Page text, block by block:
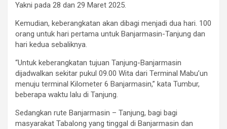
Yakni pada 28 dan 29 Maret 2025.
Kemudian, keberangkatan akan dibagi menjadi dua hari. 100
orang untuk hari pertama untuk Banjarmasin-Tanjung dan
hari kedua sebaliknya.
“Untuk keberangkatan tujuan Tanjung-Banjarmasin
dijadwalkan sekitar pukul 09.00 Wita dari Terminal Mabu’un
menuju terminal Kilometer 6 Banjarmasin,” kata Tumbur,
beberapa waktu lalu di Tanjung.
Sedangkan rute Banjarmasin – Tanjung, bagi bagi
masyarakat Tabalong yang tinggal di Banjarmasin dan